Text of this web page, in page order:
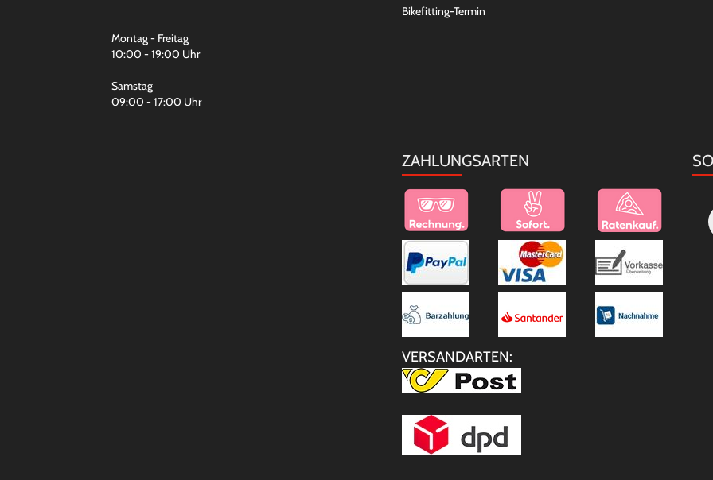
Montag - Freitag
10:00 - 19:00 Uhr
Samstag
09:00 - 17:00 Uhr
Bikefitting-Termin
ZAHLUNGSARTEN
VERSANDARTEN: